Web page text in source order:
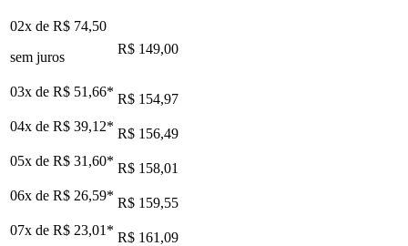
02x de R$ 74,50
sem juros
R$ 149,00
03x de R$ 51,66* R$ 154,97
04x de R$ 39,12* R$ 156,49
05x de R$ 31,60* R$ 158,01
06x de R$ 26,59* R$ 159,55
07x de R$ 23,01 * R$ 161,09